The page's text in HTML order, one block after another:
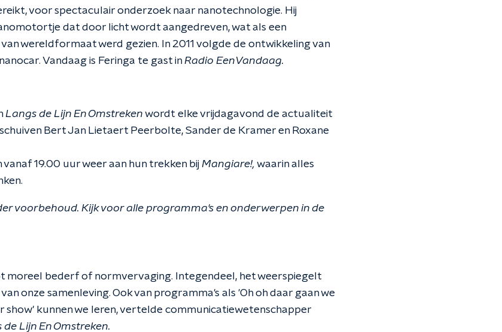
voor spectaculair onderzoek naar nanotechnologie. Hij
dat door licht wordt aangedreven, wat als een
wereldformaat werd gezien. In 2011 volgde de ontwikkeling van
Vandaag is Feringa te gast inRadio EenVandaag.
Langs de Lijn En Omstreken wordt elke vrijdagavond de actualiteit
Bert Jan Lietaert Peerbolte, Sander de Kramer en Roxane
19.00 uur weer aan hun trekken bij Mangiare!, waarin alles
voorbehoud. Kijk voor alle programma's en onderwerpen in de
moreel bederf of normvervaging. Integendeel, het weerspiegelt
onze samenleving. Ook van programma's als 'Oh oh daar gaan we
show' kunnen we leren, vertelde communicatiewetenschapper
de Lijn En Omstreken.